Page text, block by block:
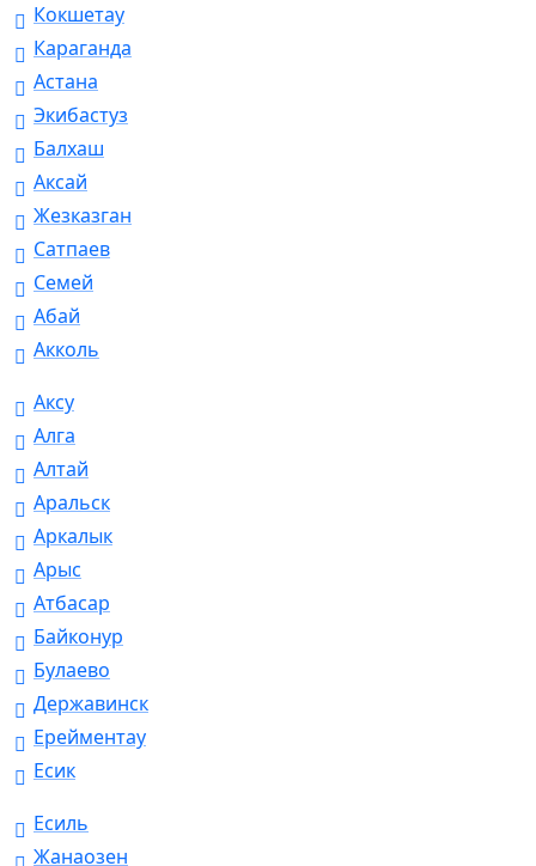
Кокшетау
Караганда
Астана
Экибастуз
Балхаш
Аксай
Жезказган
Сатпаев
Семей
Абай
Акколь
Аксу
Алга
Алтай
Аральск
Аркалык
Арыс
Атбасар
Байконур
Булаево
Державинск
Ерейментау
Есик
Есиль
Жанаозен